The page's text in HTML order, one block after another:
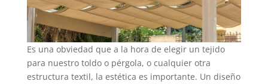
Es una obviedad que a la hora de elegir un tejido
para nuestro toldo o pérgola, o cualquier otra
estructura textil, la estética es importante. Un diseño